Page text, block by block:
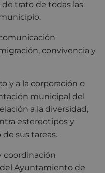
trato de todas las
convivencia y
y a la corporación o
municipal del
a la diversidad,
estereotipos y
sus tareas.
coordinación
Ayuntamiento de